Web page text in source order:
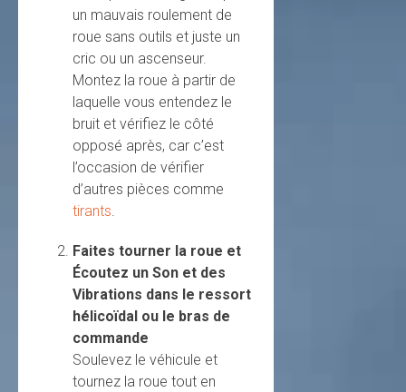
un mauvais roulement de
roue sans outils et juste un
cric ou un ascenseur.
Montez la roue à partir de
laquelle vous entendez le
bruit et vérifiez le côté
opposé après, car c’est
l’occasion de vérifier
d’autres pièces comme
tirants.
Faites tourner la roue et
Écoutez un Son et des
Vibrations dans le ressort
hélicoïdal ou le bras de
commande
Soulevez le véhicule et
tournez la roue tout en